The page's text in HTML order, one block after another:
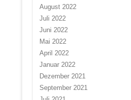
August 2022
Juli 2022
Juni 2022
Mai 2022
April 2022
Januar 2022
Dezember 2021
September 2021